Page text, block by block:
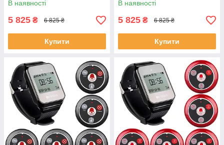
кнопок (з кнопкою)
В наявності
5 825 ₴ 6 825 ₴
Купити
кнопок (з кнопкою)
В наявності
5 825 ₴ 6 825 ₴
Купити